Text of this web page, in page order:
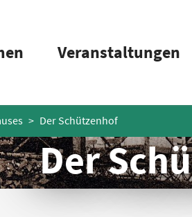
Veranstaltungen
Der Schützenhof
Der